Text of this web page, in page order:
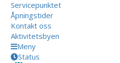
Servicepunktet
Åpningstider
Kontakt oss
Aktivitetsbyen
Meny
Status